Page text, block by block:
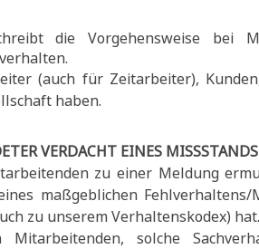
die Vorgehensweise bei
(auch für Zeitarbeiter),
haben.
VERDACHT EINES MISSSTANDS
zu einer Meldung
maßgeblichen
zu unserem Verhaltenskodex) hat.
Mitarbeitenden, solche